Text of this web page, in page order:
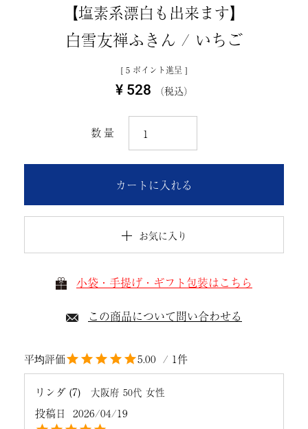
【塩素系漂白も出来ます】
白雪友禅ふきん / いちご
[ 5 ポイント進呈 ]
¥ 528 税込
お気に入り
カートに入れる
小袋・手提げ・ギフト包装はこちら
この商品について問い合わせる
5.00 1
リンダ 7 大阪府 50代 女性
投稿日 2026/04/19